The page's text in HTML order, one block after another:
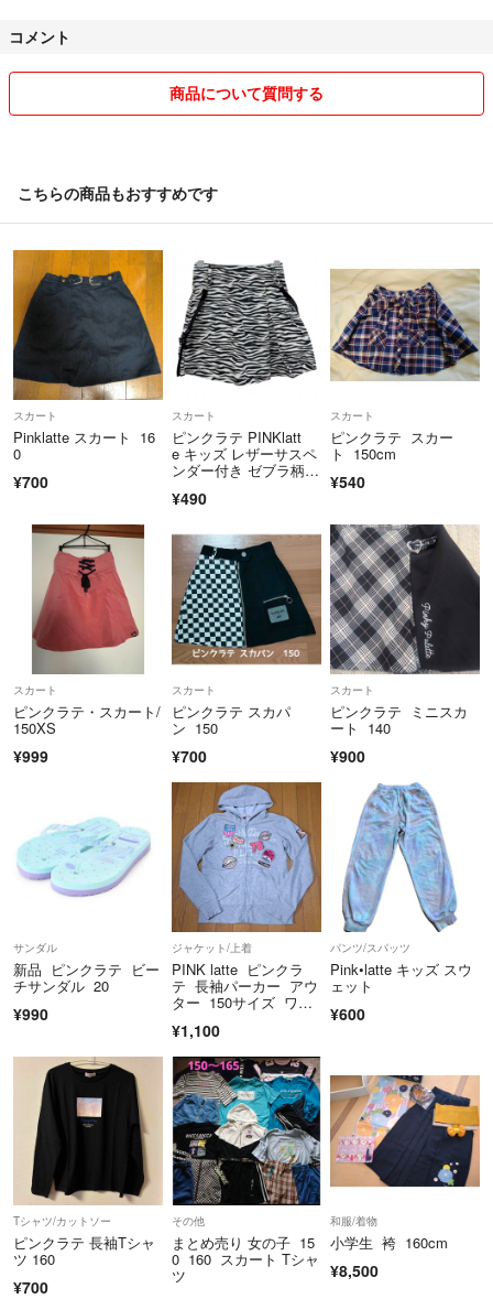
コメント
商品について質問する
こちらの商品もおすすめです
スカート
Pinklatte スカート 16
0
¥700
スカート
ピンクラテ PINKlatt
e キッズ レザーサスペ
ンダー付き ゼブラ柄ス
¥490
スカート
ピンクラテ スカー
ト 150cm
¥540
スカート
ピンクラテ・スカート/
150XS
¥999
スカート
ピンクラテ スカパ
ン 150
¥700
スカート
ピンクラテ ミニスカ
ート 140
¥900
サンダル
新品 ピンクラテ ビー
チサンダル 20
¥990
ジャケット/上着
PINK latte ピンクラ
テ 長袖パーカー アウ
ター 150サイズ ワッ
¥1,100
パンツ/スパッツ
Pink•latte キッズ スウ
ェット
¥600
Tシャツ/カットソー
ピンクラテ 長袖Tシャ
ツ 160
¥700
その他
まとめ売り 女の子 15
0 160 スカート Tシャ
ツ
和服/着物
小学生 袴 160cm
¥8,500